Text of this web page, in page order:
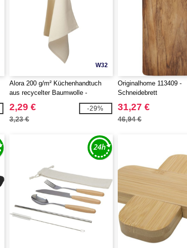
W32
Alora 200 g/m² Küchenhandtuch
aus recycelter Baumwolle -
EgotierPro 113326
2,29 €
3,23 €
-29%
Originalhome 113409 -
Schneidebrett
31,27 €
46,94 €